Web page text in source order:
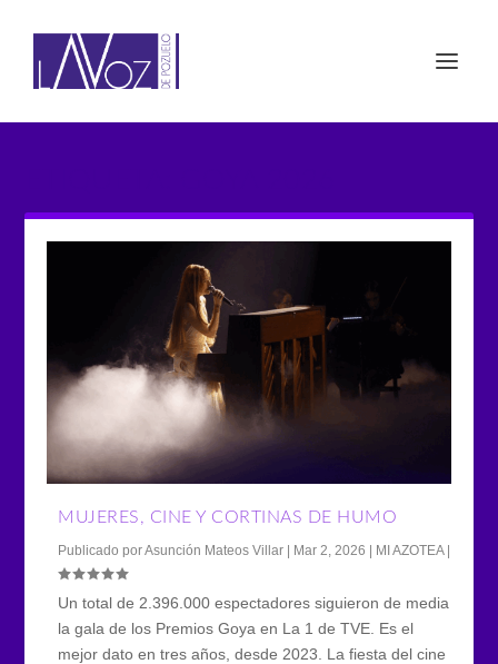
MUJERES, CINE Y CORTINAS DE HUMO
Publicado porAsunción Mateos Villar | Mar 2, 2026 | MI AZOTEA|
Un total de 2.396.000 espectadores siguieron de media
la gala de los Premios Goya en La 1 de TVE. Es el
mejor dato en tres años, desde 2023. La fiesta del cine